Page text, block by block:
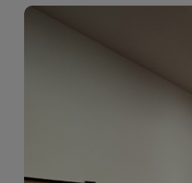
Galeria
wspomnienia z
którym można zobaczyć,